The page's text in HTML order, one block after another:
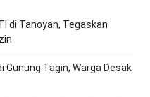
di Tanoyan, Tegaskan
Gunung Tagin, Warga Desak